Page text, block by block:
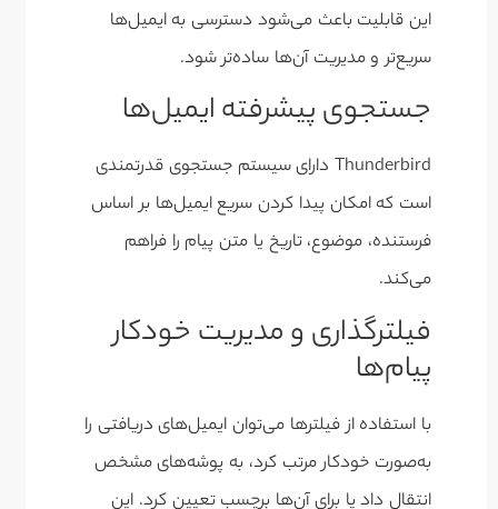
این قابلیت باعث می‌شود دسترسی به ایمیل‌ها
سریع‌تر و مدیریت آن‌ها ساده‌تر شود.
جستجوی پیشرفته ایمیل‌ها
Thunderbird دارای سیستم جستجوی قدرتمندی
است که امکان پیدا کردن سریع ایمیل‌ها بر اساس
فرستنده، موضوع، تاریخ یا متن پیام را فراهم
می‌کند.
فیلتر‌گذاری و مدیریت خودکار
پیام‌ها
با استفاده از فیلترها می‌توان ایمیل‌های دریافتی را
به‌صورت خودکار مرتب کرد، به پوشه‌های مشخص
انتقال داد یا برای آن‌ها برچسب تعیین کرد. این